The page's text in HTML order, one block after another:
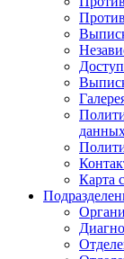
Карта